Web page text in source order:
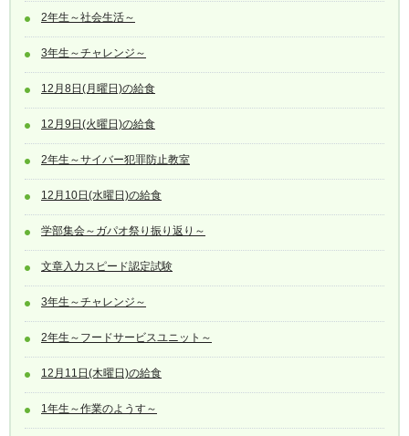
2年生～社会生活～
3年生～チャレンジ～
12月8日(月曜日)の給食
12月9日(火曜日)の給食
2年生～サイバー犯罪防止教室
12月10日(水曜日)の給食
学部集会～ガパオ祭り振り返り～
文章入力スピード認定試験
3年生～チャレンジ～
2年生～フードサービスユニット～
12月11日(木曜日)の給食
1年生～作業のようす～